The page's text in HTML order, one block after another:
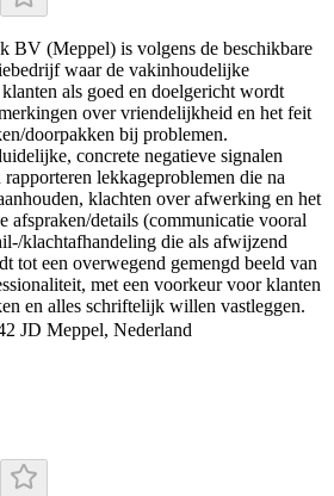
BV (Meppel) is volgens de beschikbare
waar de vakinhoudelijke
als goed en doelgericht wordt
over vriendelijkheid en het feit
doorpakken bij problemen.
concrete negatieve signalen
lekkageproblemen die na
klachten over afwerking en het
afspraken/details (communicatie vooral
klachtafhandeling die als afwijzend
tot een overwegend gemengd beeld van
met een voorkeur voor klanten
en alles schriftelijk willen vastleggen.
JD Meppel, Nederland